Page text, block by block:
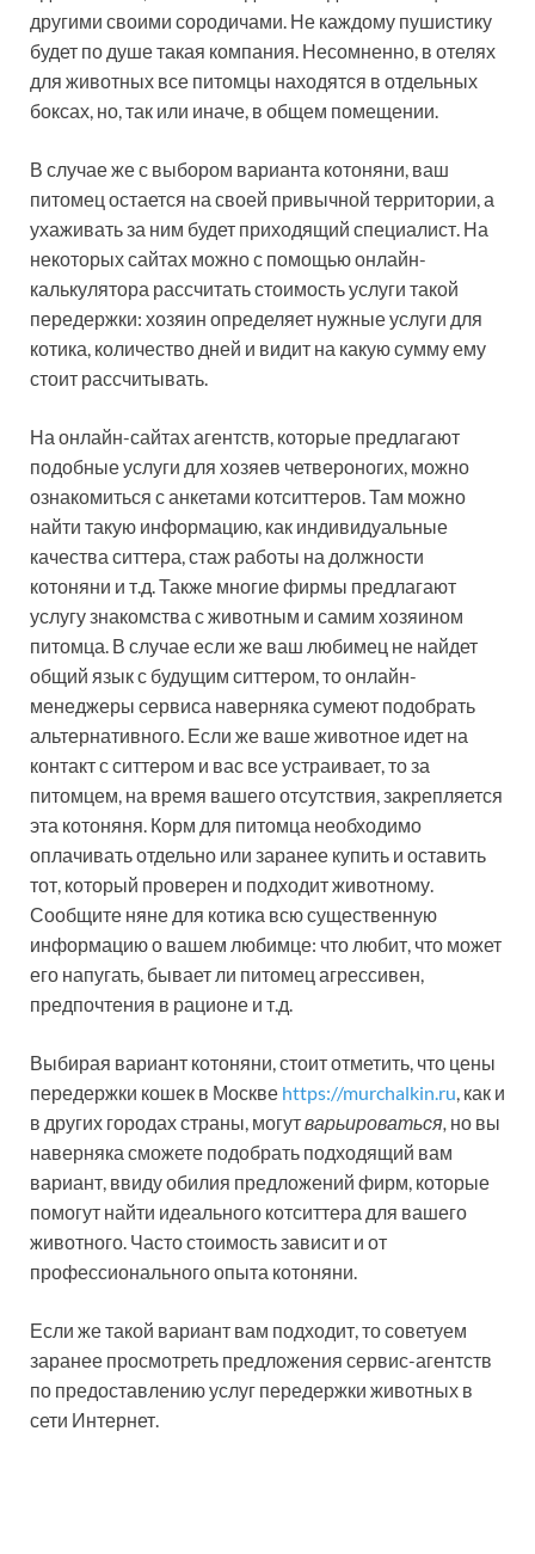
другими своими сородичами. Не каждому пушистику
будет по душе такая компания. Несомненно, в отелях
для животных все питомцы находятся в отдельных
боксах, но, так или иначе, в общем помещении.
В случае же с выбором варианта котоняни, ваш
питомец остается на своей привычной территории, а
ухаживать за ним будет приходящий специалист. На
некоторых сайтах можно с помощью онлайн-
калькулятора рассчитать стоимость услуги такой
передержки: хозяин определяет нужные услуги для
котика, количество дней и видит на какую сумму ему
стоит рассчитывать.
На онлайн-сайтах агентств, которые предлагают
подобные услуги для хозяев четвероногих, можно
ознакомиться с анкетами котситтеров. Там можно
найти такую информацию, как индивидуальные
качества ситтера, стаж работы на должности
котоняни и т.д. Также многие фирмы предлагают
услугу знакомства с животным и самим хозяином
питомца. В случае если же ваш любимец не найдет
общий язык с будущим ситтером, то онлайн-
менеджеры сервиса наверняка сумеют подобрать
альтернативного. Если же ваше животное идет на
контакт с ситтером и вас все устраивает, то за
питомцем, на время вашего отсутствия, закрепляется
эта котоняня. Корм для питомца необходимо
оплачивать отдельно или заранее купить и оставить
тот, который проверен и подходит животному.
Сообщите няне для котика всю существенную
информацию о вашем любимце: что любит, что может
его напугать, бывает ли питомец агрессивен,
предпочтения в рационе и т.д.
Выбирая вариант котоняни, стоит отметить, что цены
передержки кошек в Москве https://murchalkin.ru, как и
в других городах страны, могутварьироваться, но вы
наверняка сможете подобрать подходящий вам
вариант, ввиду обилия предложений фирм, которые
помогут найти идеального котситтера для вашего
животного. Часто стоимость зависит и от
профессионального опыта котоняни.
Если же такой вариант вам подходит, то советуем
заранее просмотреть предложения сервис-агентств
по предоставлению услуг передержки животных в
сети Интернет.